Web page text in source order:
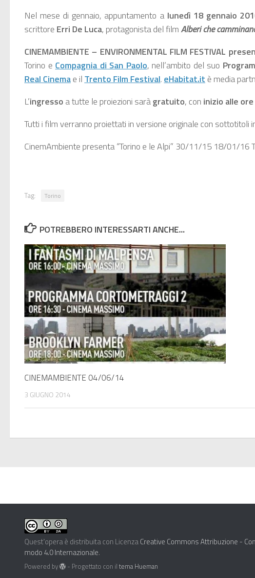
Nel mese di gennaio, appuntamento a lunedì 18 gennaio
scrittore Erri De Luca, protagonista del filmAlberi che
CINEMAMBIENTE – ENVIRONMENTAL FILM FESTIVAL
Torino e Compagnia di San Paolo, nell’ambito del suo
Real Cinemae il Trento Film Festival. eHabitat.it è media
L’ingresso a tutte le proiezioni saràgratuito, con inizio alle
Tutti i film verranno proiettati in versione originale con sottotitoli
CinemAmbiente presenta “Torino e le Alpi” 30/11/15 18/01/16
Tag: Torino
POTREBBERO INTERESSARTI ANCHE...
CINEMAMBIENTE 04/06/14
3 GIUGNO 2014
Quest'opera è distribuita con LicenzaCreative Commons Attribuzione -
modo 4.0 Internazionale.
Powered by - Progettato con iltema Hueman